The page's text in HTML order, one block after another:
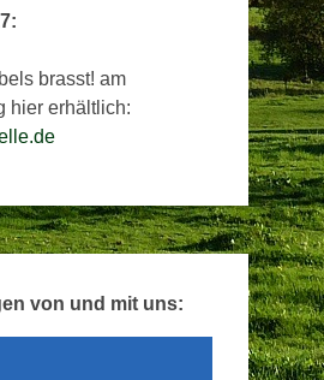
brasst! am
hier erhältlich:
von und mit uns: